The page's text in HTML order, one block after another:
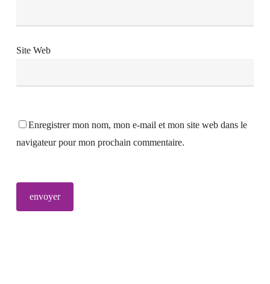
Site Web
Enregistrer mon nom, mon e-mail et mon site web dans le
navigateur pour mon prochain commentaire.